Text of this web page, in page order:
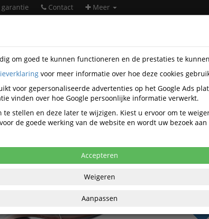
Contact Meer
Bord-accessoires Overige bord-accessoires
Magneetstrook Rol 17mmx5m
4 eenheden, zie prijsoverzicht
€
om goed te kunnen functioneren en de prestaties te
voor meer informatie over hoe deze cookies
voor gepersonaliseerde advertenties op het Google Ads
vinden over hoe Google persoonlijke informatie verwerkt.
te stellen en deze later te wijzigen. Kiest u ervoor om te
de goede werking van de website en wordt uw bezoek
Accepteren
Weigeren
Aanpassen